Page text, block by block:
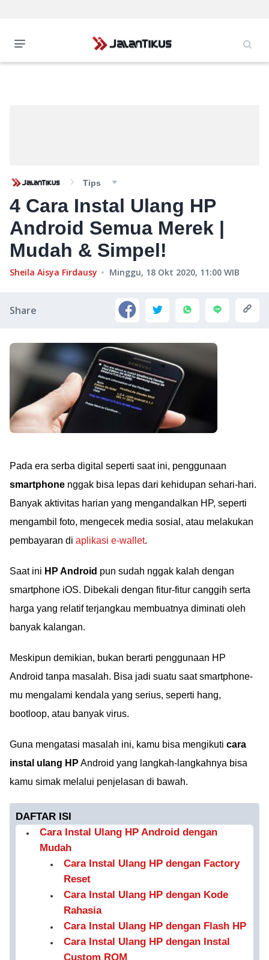
Tips
4 Cara Instal Ulang HP
Android Semua Merek |
Mudah & Simpel!
Sheila Aisya Firdausy Minggu, 18 Okt 2020, 11:00 WIB
Share
Pada era serba digital seperti saat ini, penggunaan
smartphone nggak bisa lepas dari kehidupan sehari-hari.
Banyak aktivitas harian yang mengandalkan HP, seperti
mengambil foto, mengecek media sosial, atau melakukan
pembayaran di aplikasi e-wallet.
Saat ini HP Android pun sudah nggak kalah dengan
smartphone iOS. Dibekali dengan fitur-fitur canggih serta
harga yang relatif terjangkau membuatnya diminati oleh
banyak kalangan.
Meskipun demikian, bukan berarti penggunaan HP
Android tanpa masalah. Bisa jadi suatu saat smartphone-
mu mengalami kendala yang serius, seperti hang,
bootloop, atau banyak virus.
Guna mengatasi masalah ini, kamu bisa mengikuti cara
instal ulang HP Android yang langkah-langkahnya bisa
kamu simak melalui penjelasan di bawah.
DAFTAR ISI
Cara Instal Ulang HP Android dengan
Mudah
Cara Instal Ulang HP dengan Factory
Reset
Cara Instal Ulang HP dengan Kode
Rahasia
Cara Instal Ulang HP dengan Flash HP
Cara Instal Ulang HP dengan Instal
Custom ROM